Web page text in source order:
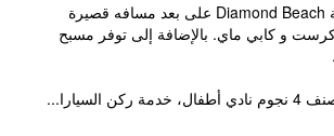
يوجد الفندق في مدينة Diamond Beach على بعد مسافه قصيرة
كرست و كابي ماي. بالإضافة إلى توفر مسبح